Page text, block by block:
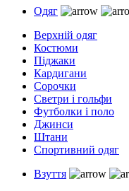
Одяг
Верхній одяг
Костюми
Піджаки
Кардигани
Сорочки
Светри і гольфи
Футболки і поло
Джинси
Штани
Спортивний одяг
Взуття